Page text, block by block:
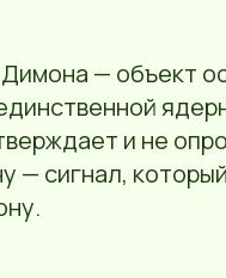
Димона — объект
и не
— сигнал,